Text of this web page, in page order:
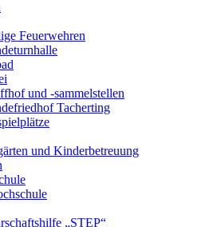
Feuerwehren
und -sammelstellen
Tacherting
und Kinderbetreuung
„STEP“